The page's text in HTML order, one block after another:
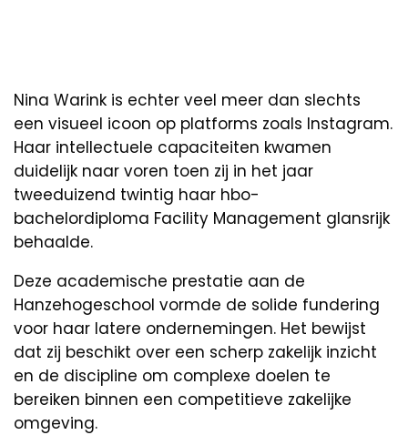
Nina Warink is echter veel meer dan slechts
een visueel icoon op platforms zoals Instagram.
Haar intellectuele capaciteiten kwamen
duidelijk naar voren toen zij in het jaar
tweeduizend twintig haar hbo-
bachelordiploma Facility Management glansrijk
behaalde.
Deze academische prestatie aan de
Hanzehogeschool vormde de solide fundering
voor haar latere ondernemingen. Het bewijst
dat zij beschikt over een scherp zakelijk inzicht
en de discipline om complexe doelen te
bereiken binnen een competitieve zakelijke
omgeving.